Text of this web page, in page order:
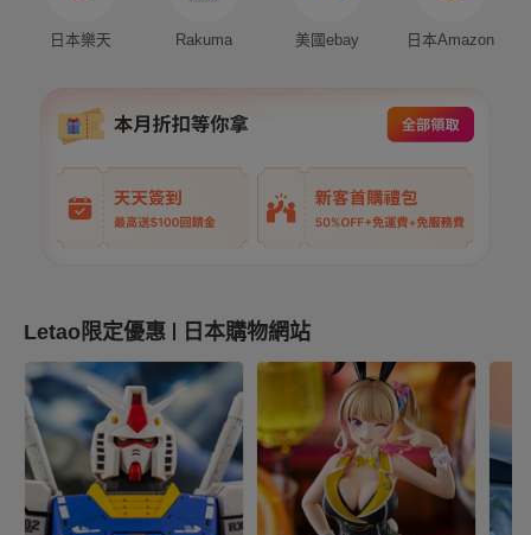
日本樂天 Rakuma 美國ebay 日本Amazon
Letao限定優惠 日本購物網站